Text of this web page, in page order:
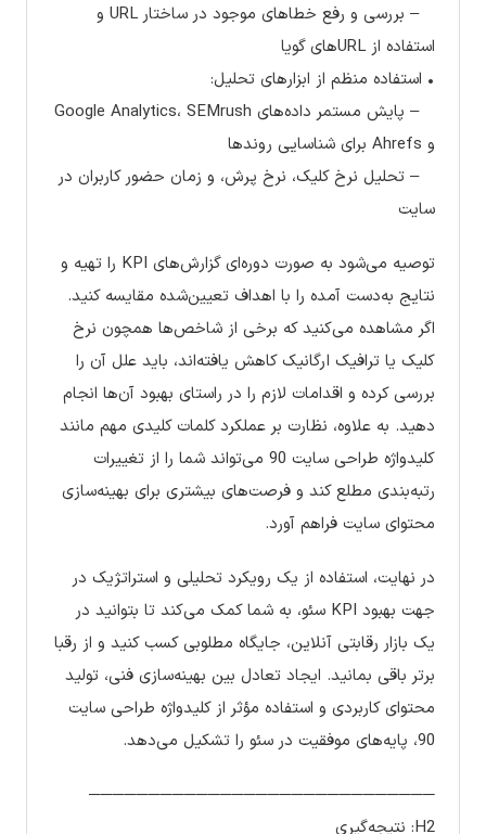
– بررسی و رفع خطاهای موجود در ساختار URL و
استفاده از URLهای گویا
• استفاده منظم از ابزارهای تحلیل:
– پایش مستمر داده‌های Google Analytics، SEMrush
و Ahrefs برای شناسایی روندها
– تحلیل نرخ کلیک، نرخ پرش، و زمان حضور کاربران در
سایت
توصیه می‌شود به صورت دوره‌ای گزارش‌های KPI را تهیه و
نتایج به‌دست آمده را با اهداف تعیین‌شده مقایسه کنید.
اگر مشاهده می‌کنید که برخی از شاخص‌ها همچون نرخ
کلیک یا ترافیک ارگانیک کاهش یافته‌اند، باید علل آن را
بررسی کرده و اقدامات لازم را در راستای بهبود آن‌ها انجام
دهید. به علاوه، نظارت بر عملکرد کلمات کلیدی مهم مانند
کلیدواژه طراحی سایت 90 می‌تواند شما را از تغییرات
رتبه‌بندی مطلع کند و فرصت‌های بیشتری برای بهینه‌سازی
محتوای سایت فراهم آورد.
در نهایت، استفاده از یک رویکرد تحلیلی و استراتژیک در
جهت بهبود KPI سئو، به شما کمک می‌کند تا بتوانید در
یک بازار رقابتی آنلاین، جایگاه مطلوبی کسب کنید و از رقبا
برتر باقی بمانید. ایجاد تعادل بین بهینه‌سازی فنی، تولید
محتوای کاربردی و استفاده مؤثر از کلیدواژه طراحی سایت
90، پایه‌های موفقیت در سئو را تشکیل می‌دهد.
─────────────────────────────
H2: نتیجه‌گیری